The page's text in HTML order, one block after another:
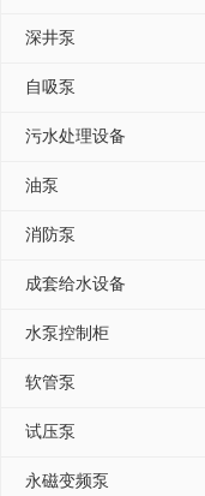
深井泵
自吸泵
污水处理设备
油泵
消防泵
成套给水设备
水泵控制柜
软管泵
试压泵
永磁变频泵